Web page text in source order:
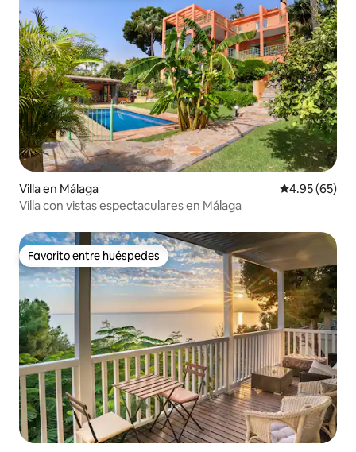
Villa en Málaga Calificación
4.95 (65)
Villa con vistas espectaculares en Málaga
Favorito entre huéspedes
Favorito entre huéspedes